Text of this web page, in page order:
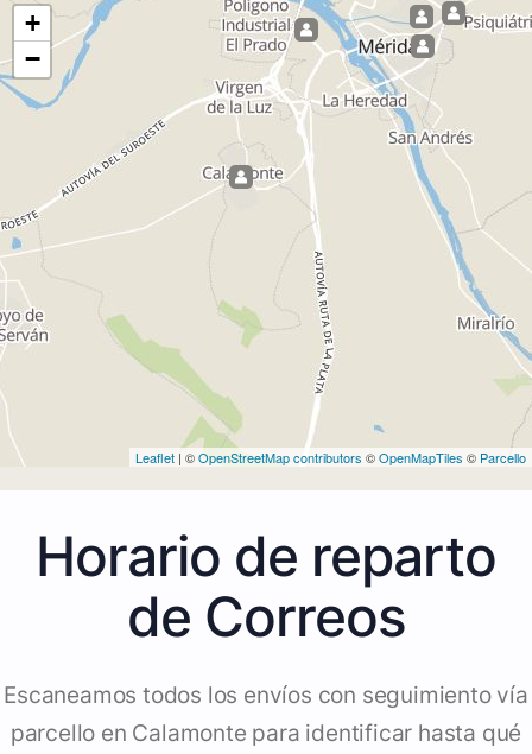
+
−
Leaflet | ©OpenStreetMap contributors ©OpenMapTiles © Parcello
Horario de reparto
de Correos
Escaneamos todos los envíos con seguimiento vía
parcello en Calamonte para identificar hasta qué